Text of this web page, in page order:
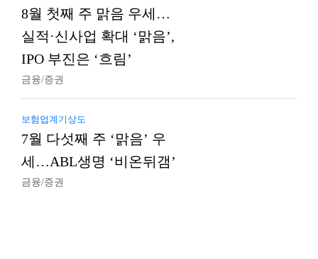
8월 첫째 주 맑음 우세…
실적·신사업 확대 ‘맑음’,
IPO 부진은 ‘흐림’
금융/증권
보험업계기상도
7월 다섯째 주 ‘맑음’ 우
세…ABL생명 ‘비온뒤갬’
금융/증권